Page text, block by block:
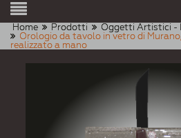
Home Prodotti
Oggetti Artistici -
Orologio da tavolo in vetro di
realizzato a mano